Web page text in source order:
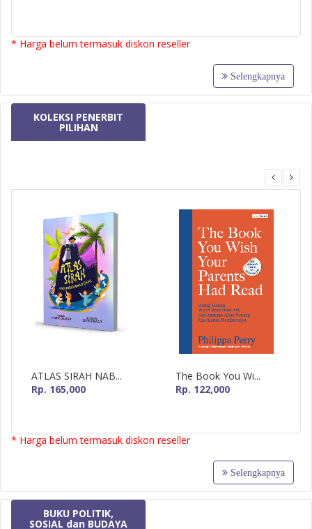
* Harga belum termasuk diskon reseller
Selengkapnya
KOLEKSI PENERBIT
PILIHAN
ATLAS SIRAH NAB...
Rp. 165,000
The Book You Wi...
Rp. 122,000
* Harga belum termasuk diskon reseller
Selengkapnya
BUKU POLITIK,
SOSIAL dan BUDAYA